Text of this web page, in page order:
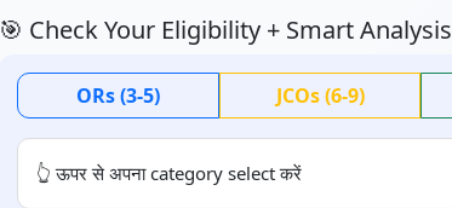
🎯 Check Your Eligibility + Smart Analysis
ORs (3-5) JCOs (6-9)
👆 ऊपर से अपना category select करें